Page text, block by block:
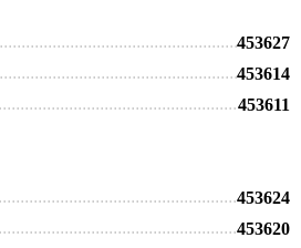
453627
453614
453611
453624
453620